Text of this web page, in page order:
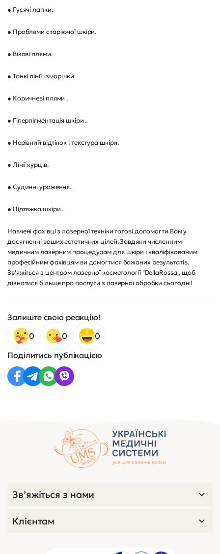
● Гусячі лапки.
● Проблеми старіючої шкіри.
● Вікові плями.
● Тонкі лінії і зморшки.
● Коричневі плями .
● Гіперпігментація шкіри .
● Нерівний відтінок і текстура шкіри.
● Лінії курців.
● Судинні ураження.
● Підтяжка шкіри .
Навчені фахівці з лазерної техніки готові допомогти Вам у
досягненні ваших естетичних цілей. Завдяки численним
медичним лазерним процедурам для шкіри і кваліфікованим
професійним фахівцям ви домогтися бажаних результатів.
Зв'яжіться з центром лазерної косметології "DellaRossa", щоб
дізнатися більше про послуги з лазерної обробки сьогодні!
Залиште свою реакцію!
0
0
0
Поділитись публікацією
Зв’яжіться з нами
Клієнтам